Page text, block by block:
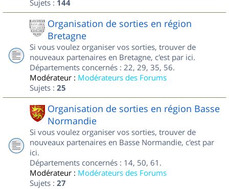
Sujets : 144
Organisation de sorties en région
Bretagne
Si vous voulez organiser vos sorties, trouver de
nouveaux partenaires en Bretagne, c'est par ici.
Départements concernés : 22, 29, 35, 56.
Modérateur : Modérateurs des Forums
Sujets : 25
Organisation de sorties en région Basse
Normandie
Si vous voulez organiser vos sorties, trouver de
nouveaux partenaires en Basse Normandie, c'est par
ici.
Départements concernés : 14, 50, 61.
Modérateur : Modérateurs des Forums
Sujets : 27